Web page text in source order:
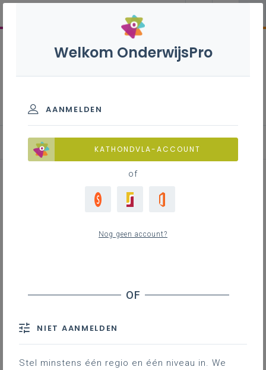
Hoe werkt de leerlingenraad concreet?
Logistieke ondersteuning en begeleiding
Bescherming afgevaardigden
Downloads
Welkom OnderwijsPro
AANMELDEN
KATHONDVLA-ACCOUNT
of
Nog geen account?
NIET AANMELDEN
Stel minstens één regio en één niveau in. We